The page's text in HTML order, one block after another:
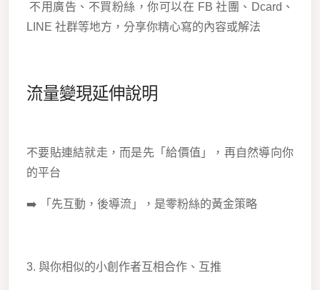
不用廣告、不買粉絲，你可以在 FB 社團、Dcard、
LINE 社群等地方，分享你精心寫的內容或解法
流量變現延伸說明
不要貼連結就走，而是先「給價值」，再自然導向你
的平台
➡️ 「先互動，後導流」，是零粉絲的黃金策略
3. 與你相似的小創作者互相合作、互推